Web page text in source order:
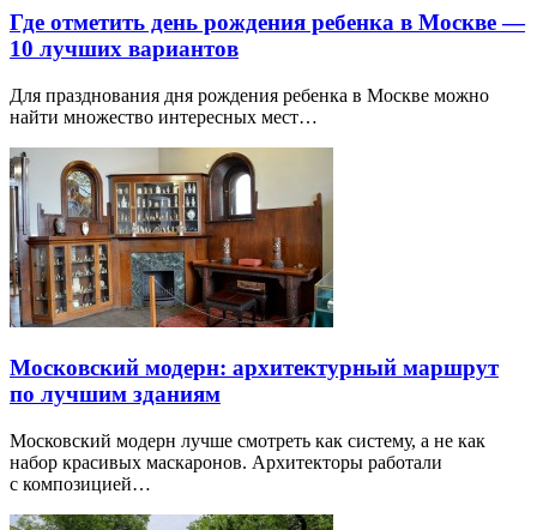
Где отметить день рождения ребенка в Москве —
10 лучших вариантов
Для празднования дня рождения ребенка в Москве можно
найти множество интересных мест…
Московский модерн: архитектурный маршрут
по лучшим зданиям
Московский модерн лучше смотреть как систему, а не как
набор красивых маскаронов. Архитекторы работали
с композицией…